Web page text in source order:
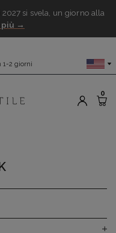
si svela, un giorno alla
più →
1-2 giorni
0